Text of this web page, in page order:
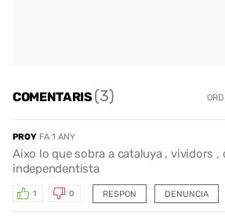
COMENTARIS(3)
PROY FA 1 ANY
Aixo lo que sobra a cataluya , vividors ,
independentista
RESPON
1 0 DENUNCIA